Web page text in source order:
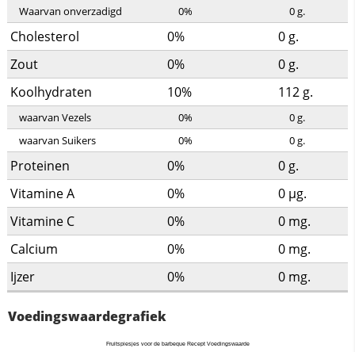
Waarvan onverzadigd 0% 0g.
Cholesterol 0% 0 g.
Zout
0% 0 g.
Koolhydraten
10% 112 g.
waarvan Vezels 0% 0g.
waarvan Suikers
0% 0g.
Proteinen 0% 0 g.
Vitamine A
0% 0 µg.
Vitamine C
0% 0 mg.
Calcium
0% 0 mg.
Ijzer
0% 0 mg.
Voedingswaardegrafiek